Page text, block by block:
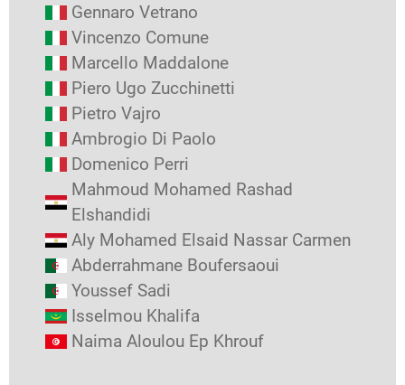
Gennaro Vetrano
Vincenzo Comune
Marcello Maddalone
Piero Ugo Zucchinetti
Pietro Vajro
Ambrogio Di Paolo
Domenico Perri
Mahmoud Mohamed Rashad
Elshandidi
Aly Mohamed Elsaid Nassar Carmen
Abderrahmane Boufersaoui
Youssef Sadi
Isselmou Khalifa
Naima Aloulou Ep Khrouf